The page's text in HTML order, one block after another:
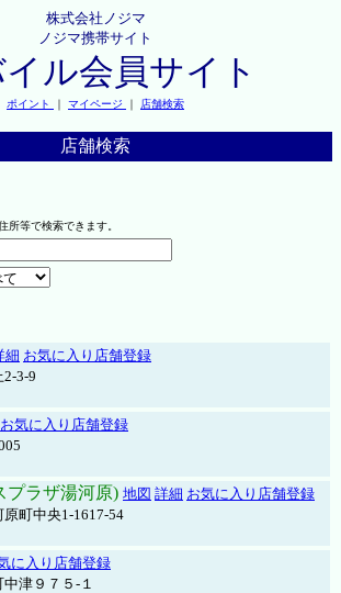
株式会社ノジマ
ノジマ携帯サイト
ル会員サイト
ポイント ｜ マイページ ｜ 店舗検索
店舗検索
所等で検索できます。
細 お気に入り店舗登録
3-9
お気に入り店舗登録
プラザ湯河原) 地図 詳細 お気に入り店舗登録
町中央1-1617-54
に入り店舗登録
津９７５-１